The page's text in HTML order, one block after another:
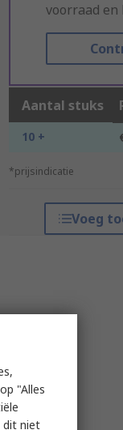
voorraad
Aantal stuks
10 +
*prijsindicatie
Voeg
"Alles
dit niet